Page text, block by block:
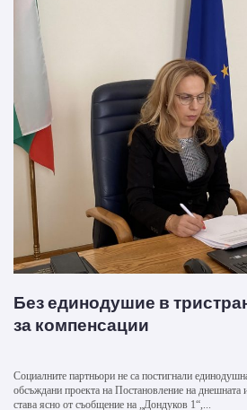
Без единодушие в
за компенсации
Социалните партньори не са постигнали
обсъждани проекта на Постановление на днешната
става ясно от съобщение на „Дондуков 1“,...